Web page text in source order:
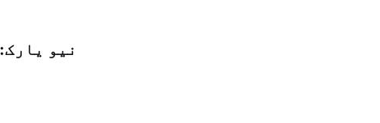
نیو